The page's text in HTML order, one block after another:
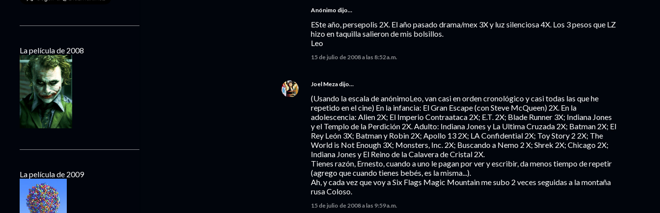
Anónimo dijo…
ESte año, persepolis 2X. El año pasado drama/mex 3X y luz silenciosa 4X. Los 3 pesos que LZ
hizo en taquilla salieron de mis bolsillos.
Leo
15 de julio de 2008 a las 8:52 a.m.
Joel Meza dijo…
(Usando la escala de anónimoLeo, van casi en orden cronológico y casi todas las que he
repetido en el cine) En la infancia: El Gran Escape (con Steve McQueen) 2X. En la
adolescencia: Alien 2X; El Imperio Contraataca 2X; E.T. 2X; Blade Runner 3X; Indiana Jones
y el Templo de la Perdición 2X. Adulto: Indiana Jones y La Ultima Cruzada 2X; Batman 2X; El
Rey León 3X; Batman y Robin 2X; Apollo 13 2X; LA Confidential 2X; Toy Story 2 2X; The
World is Not Enough 3X; Monsters, Inc. 2X; Buscando a Nemo 2 X; Shrek 2X; Chicago 2X;
Indiana Jones y El Reino de la Calavera de Cristal 2X.
Tienes razón, Ernesto, cuando a uno le pagan por ver y escribir, da menos tiempo de repetir
(agrego que cuando tienes bebés, es la misma...).
Ah, y cada vez que voy a Six Flags Magic Mountain me subo 2 veces seguidas a la montaña
rusa Coloso.
15 de julio de 2008 a las 9:59 a.m.
La película de 2008
La película de 2009